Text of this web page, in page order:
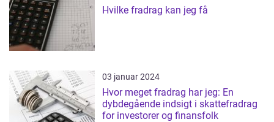
Hvilke fradrag kan jeg få
03 januar 2024
Hvor meget fradrag har jeg: En
dybdegående indsigt i skattefradrag
for investorer og finansfolk